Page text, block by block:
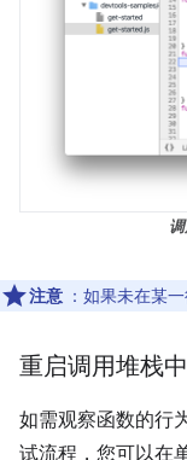
注意 ：如果未在某
重启调用堆栈
如需观察函数的行
试流程，您可以在